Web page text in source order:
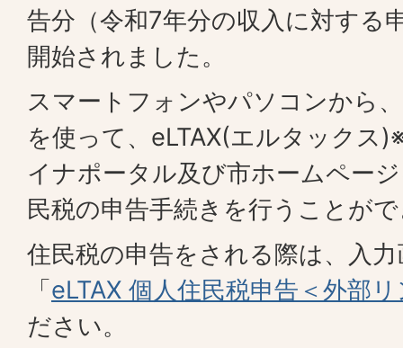
告分（令和7年分の収入に対する
開始されました。
スマートフォンやパソコンから
を使って、eLTAX(エルタックス
イナポータル及び市ホームペー
民税の申告手続きを行うことが
住民税の申告をされる際は、入
「eLTAX 個人住民税申告＜外部
ださい。